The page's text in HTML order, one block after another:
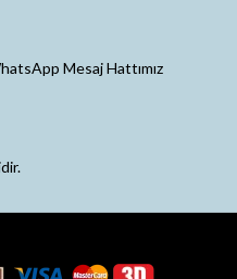
Mesaj Hattımız